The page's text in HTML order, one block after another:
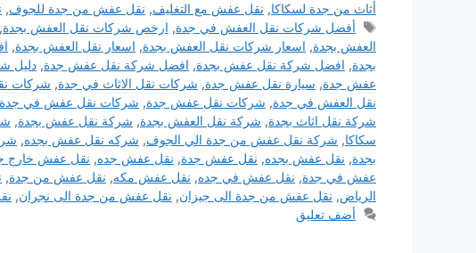
أثاث من جدة لسكاكا, نقل عفش مع التغليف, نقل عفش من جدة للجوف,
الوسوم
أفضل شركات نقل العفش في جدة, ارخص شركات نقل العفش بجدة,
العفش بجدة, اسعار شركات نقل العفش بجدة, اسعار نقل العفش بجدة,
بجدة, افضل شركة نقل عفش بجدة, افضل شركة نقل عفش جدة, دليل
عفش جدة, سيارة نقل عفش جدة, شركات نقل الاثاث في جدة, شركات
نقل العفش في جدة, شركات نقل عفش جدة, شركات نقل عفش في جدة
شركة نقل اثاث بجدة, شركة نقل العفش بجدة, شركة نقل عفش بجدة,
سكاكا, شركة نقل عفش من جدة الي الجوف, شركه نقل عفش بجده,
بجدة, نقل عفش بجده, نقل عفش جدة, نقل عفش جده, نقل عفش خارج
عفش في جدة, نقل عفش في جده, نقل عفش مكه, نقل عفش من جدة,
الرياض, نقل عفش من جدة الى جيزان, نقل عفش من جدة الى نجران,
أضف تعليق